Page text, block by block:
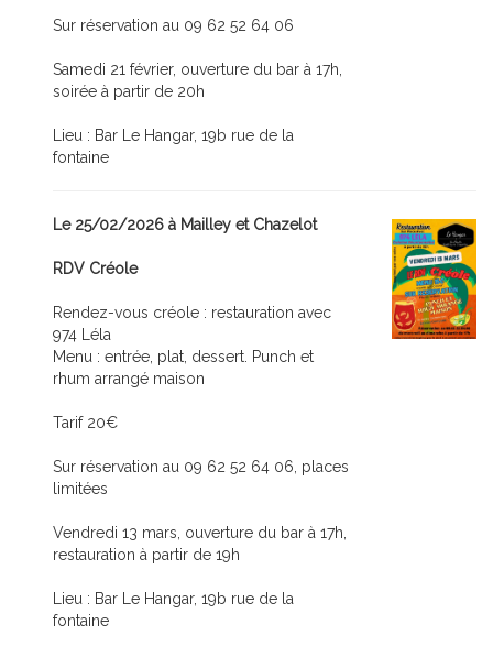
Sur réservation au 09 62 52 64 06
Samedi 21 février, ouverture du bar à 17h,
soirée à partir de 20h
Lieu : Bar Le Hangar, 19b rue de la
fontaine
Le 25/02/2026 à Mailley et Chazelot
RDV Créole
Rendez-vous créole : restauration avec
974 Léla
Menu : entrée, plat, dessert. Punch et
rhum arrangé maison
Tarif 20€
Sur réservation au 09 62 52 64 06, places
limitées
Vendredi 13 mars, ouverture du bar à 17h,
restauration à partir de 19h
Lieu : Bar Le Hangar, 19b rue de la
fontaine